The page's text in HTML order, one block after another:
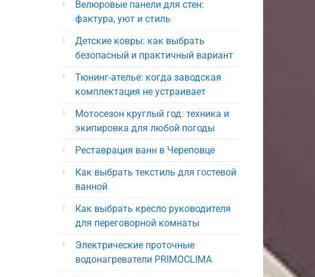
Велюровые панели для стен:
фактура, уют и стиль
Детские ковры: как выбрать
безопасный и практичный вариант
Тюнинг-ателье: когда заводская
комплектация не устраивает
Мотосезон круглый год: техника и
экипировка для любой погоды
Реставрация ванн в Череповце
Как выбрать текстиль для гостевой
ванной
Как выбрать кресло руководителя
для переговорной комнаты
Электрические проточные
водонагреватели PRIMOCLIMA